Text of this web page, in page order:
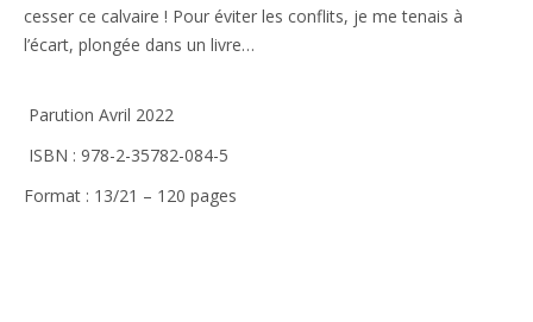
cesser ce calvaire ! Pour éviter les conflits, je me tenais à
l’écart, plongée dans un livre…
Parution Avril 2022
ISBN : 978-2-35782-084-5
Format : 13/21 – 120 pages